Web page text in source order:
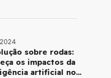
sobre rodas:
os impactos da
artificial no